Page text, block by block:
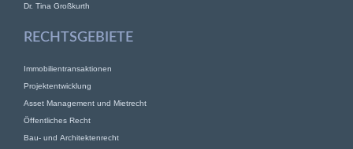
Dr. Tina Großkurth
RECHTSGEBIETE
Immobilientransaktionen
Projektentwicklung
Asset Management und Mietrecht
Öffentliches Recht
Bau- und Architektenrecht